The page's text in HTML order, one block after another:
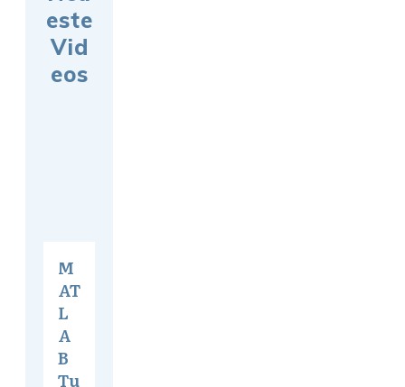
este
Vid
eos
M
AT
L
A
B
Tu